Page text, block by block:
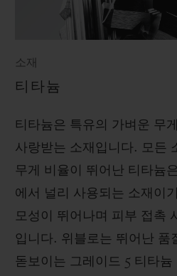
소재
티타늄
티타늄은 특유의 가벼운 무
사랑받는 소재입니다. 모든
무게 비율이 뛰어난 티타늄
에서 널리 사용되는 소재이
모성이 뛰어나며 피부 접촉
입니다. 위블로는 뛰어난 품
돋보이는 그레이드 5 티타